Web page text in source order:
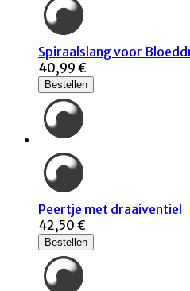
Spiraalslang voor
40,99 €
Bestellen
Peertje met draaiventiel
42,50 €
Bestellen